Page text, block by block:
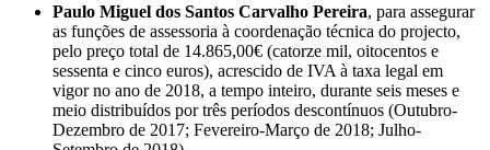
Paulo Miguel dos Santos Carvalho Pereira, para assegurar
as funções de assessoria à coordenação técnica do projecto,
pelo preço total de 14.865,00€ (catorze mil, oitocentos e
sessenta e cinco euros), acrescido de IVA à taxa legal em
vigor no ano de 2018, a tempo inteiro, durante seis meses e
meio distribuídos por três períodos descontínuos (Outubro-
Dezembro de 2017; Fevereiro-Março de 2018; Julho-